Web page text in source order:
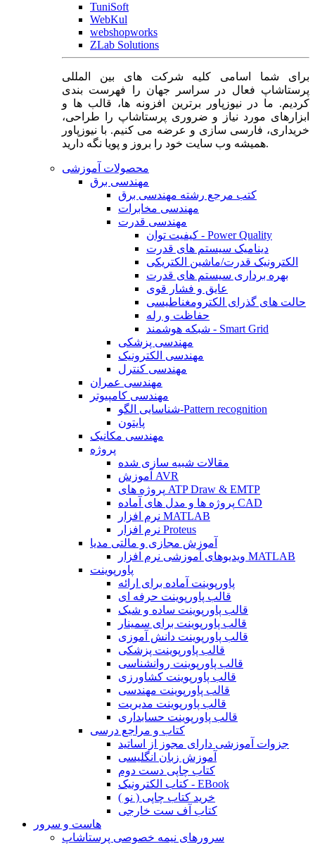
TuniSoft
WebKul
webshopworks
ZLab Solutions
برای شما اسامی کلیه شرکت های بین المللی
پرستاشاپ فعال در سراسر جهان را فهرست بندی
کردیم. ما در نیوزپاور برترین افزونه ها، قالب ها و
ابزارهای مورد نیاز و ضروری پرستاشاپ را طراحی،
خریداری، فارسی سازی و عرضه می کنیم. با نیوزپاور
همیشه وب سایت خود را بروز و پویا نگه دارید.
محصولات آموزشی
مهندسی برق
کتب مرجع رشته مهندسی برق
مهندسی مخابرات
مهندسی قدرت
کیفیت توان - Power Quality
دینامیک سیستم های قدرت
الکترونیک قدرت/ماشین الکتریکی
بهره برداری سیستم های قدرت
عایق و فشار قوی
حالت های گذرای الکترومغناطیسی
حفاظت و رله
شبکه هوشمند - Smart Grid
مهندسی پزشکی
مهندسی الکترونیک
مهندسی کنترل
مهندسی عمران
مهندسی کامپیوتر
شناسایی الگو-Pattern recognition
پایتون
مهندسی مکانیک
پروژه
مقالات شبیه سازی شده
آموزش AVR
پروژه های ATP Draw & EMTP
پروژه ها و مدل های آماده CAD
نرم افزار MATLAB
نرم افزار Proteus
آموزش مجازی و مالتی مدیا
ویدیوهای آموزشی نرم افزار MATLAB
پاورپوینت
پاورپوینت آماده برای ارائه
قالب پاورپوینت حرفه ای
قالب پاورپوینت ساده و شیک
قالب پاورپوینت برای سمینار
قالب پاورپوینت دانش آموزی
قالب پاورپوینت پزشکی
قالب پاورپوینت روانشناسی
قالب پاورپوینت کشاورزی
قالب پاورپوینت مهندسی
قالب پاورپوینت مدیریت
قالب پاورپوینت حسابداری
کتاب و مراجع درسی
جزوات آموزشی دارای مجوز از اساتید
آموزش زبان انگلیسی
کتاب چاپی دست دوم
کتاب الکترونیک - EBook
خرید کتاب چاپی ( نو )
کتاب آف ست خارجی
هاست و سرور
سرورهای نیمه خصوصی پرستاشاپ